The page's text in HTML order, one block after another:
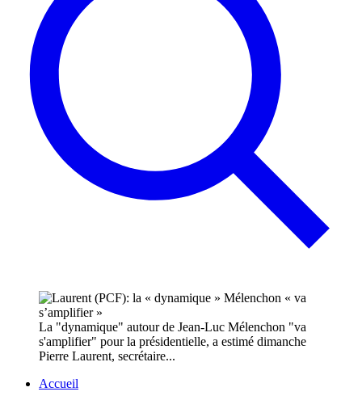
La "dynamique" autour de Jean-Luc Mélenchon "va
s'amplifier" pour la présidentielle, a estimé dimanche
Pierre Laurent, secrétaire...
Accueil